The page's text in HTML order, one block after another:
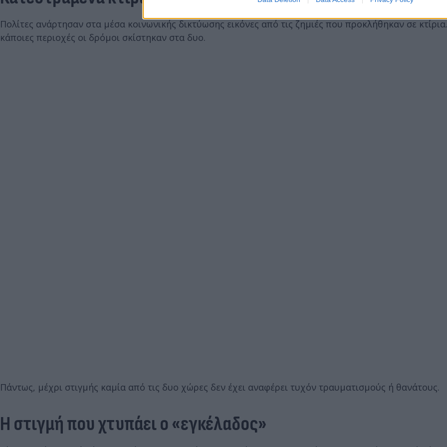
Πολίτες ανάρτησαν στα μέσα κοινωνικής δικτύωσης εικόνες από τις ζημιές που προκλήθηκαν σε
κάποιες περιοχές οι δρόμοι σκίστηκαν στα δυο.
Πάντως, μέχρι στιγμής καμία από τις δυο χώρες δεν έχει αναφέρει τυχόν τραυματισμούς ή θανάτους.
Η στιγμή που χτυπάει ο «εγκέλαδος»